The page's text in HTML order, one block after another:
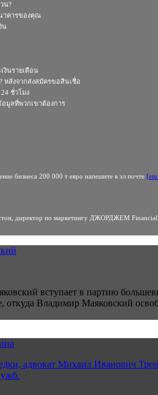
น?
าคารของคุณ
น
งินรายเดือน
หลังจากส่งสมัครขอสินเชื่อ
ชั่วโมง
มูลที่พวกเขาต้องการ
бизнеса 200 000 т евро напешите в эл почте
директор по маркетингу ДЖОРДЖЕМ Financial
вступает в партию
Владимир Маяковский
адвокат Михаил Иванович